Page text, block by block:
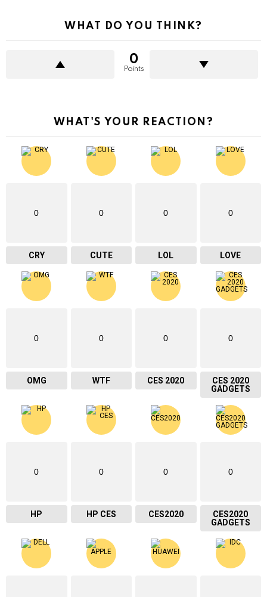
WHAT DO YOU THINK?
0
Points
WHAT'S YOUR REACTION?
0
CRY
0
CUTE
0
LOL
0
LOVE
0
OMG
0
WTF
0
CES 2020
0
CES 2020
GADGETS
0
HP
0
HP CES
0
CES2020
0
CES2020
GADGETS